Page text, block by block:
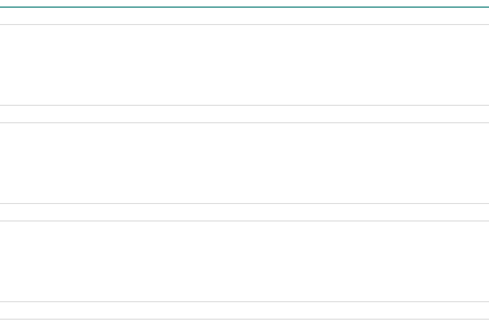
של זמן, הפורמולה הזו יכולה לסייע לך, האישה, להפוך פוריה
פשוט- היא מזרימה דם ואנרגיה לאיזור הגניטלי, מעוררת